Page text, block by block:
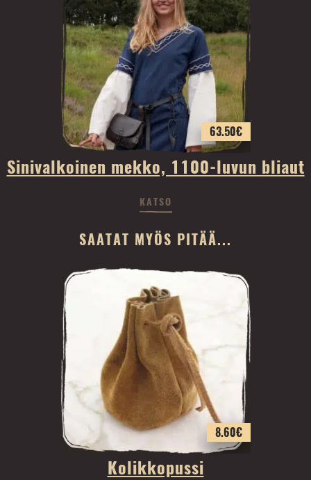
63.50€
Sinivalkoinen mekko, 1100-luvun bliaut
KATSO
SAATAT MYÖS PITÄÄ...
8.60€
Kolikkopussi